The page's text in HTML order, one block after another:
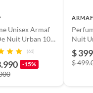
Mantener fuera del
de niños. Revisar las
de uso del
Unisex Armaf
Nuit Urban 100
De Parfum
(61)
-15%
Nuit
Unisex
$
$